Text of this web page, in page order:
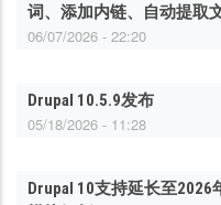
词、添加内链、自动提取
06/07/2026 - 22:20
Drupal 10.5.9发布
05/18/2026 - 11:28
Drupal 10支持延长至2026